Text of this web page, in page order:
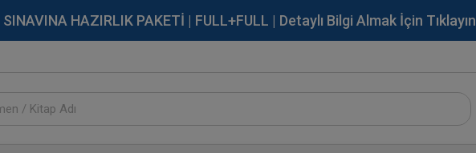
HAZIRLIK PAKETİ | FULL+FULL | Detaylı Bilgi Almak İçin Tıklayın